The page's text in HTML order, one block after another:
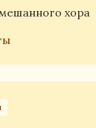
хора